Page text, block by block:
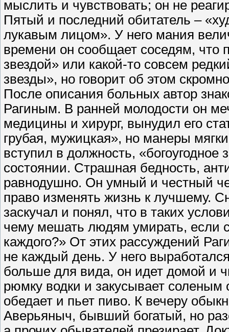
мыслить и чувствовать; он не
Пятый и последний обитатель –
лукавым лицом». У него мания
времени он сообщает соседям, что
звездой» или какой-то совсем
звезды», но говорит об этом
После описания больных автор
Рагиным. В ранней молодости он
медицины и хирург, вынудил его
грубая, мужицкая», но манеры
вступил в должность,
состоянии. Страшная бедность,
равнодушно. Он умный и честный
право изменять жизнь к лучшему.
заскучал и понял, что в таких
чему мешать людям умирать, если
каждого?» От этих рассуждений
не каждый день. У него
больше для вида, он идет домой и
рюмку водки и закусывает
обедает и пьет пиво. К вечеру
Аверьяныч, бывший богатый, но